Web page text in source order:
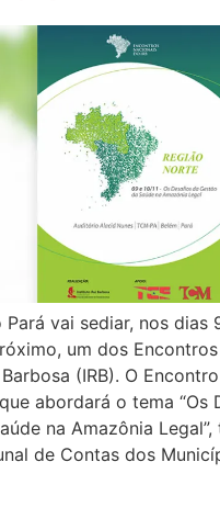
Pará vai sediar, nos dias
um dos
(IRB). O
abordará o tema “Os
na Amazônia
de Contas dos